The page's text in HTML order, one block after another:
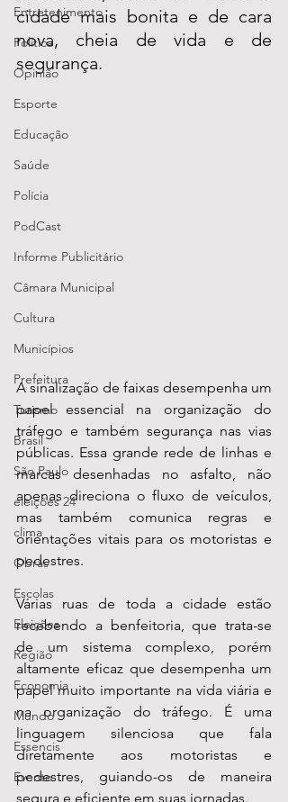
Entretenimento
Política
Opinião
Esporte
Educação
Saúde
Polícia
PodCast
Informe Publicitário
Câmara Municipal
Cultura
Municípios
Prefeitura
Turismo
Brasil
São Paulo
eleições 24
clima
Obras
Escolas
Eleições
Região
Economia
Mundo
Essencis
Evento
cidade mais bonita e de cara
nova, cheia de vida e de
segurança.
A sinalização de faixas desempenha um
papel essencial na organização do
tráfego e também segurança nas vias
públicas. Essa grande rede de linhas e
marcas desenhadas no asfalto, não
apenas direciona o fluxo de veículos,
mas também comunica regras e
orientações vitais para os motoristas e
pedestres.
Várias ruas de toda a cidade estão
recebendo a benfeitoria, que trata-se
de um sistema complexo, porém
altamente eficaz que desempenha um
papel muito importante na vida viária e
na organização do tráfego. É uma
linguagem silenciosa que fala
diretamente aos motoristas e
pedestres, guiando-os de maneira
segura e eficiente em suas jornadas.